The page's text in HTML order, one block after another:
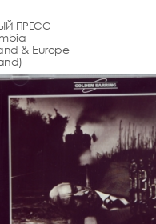
ПРЕСС
& Europe